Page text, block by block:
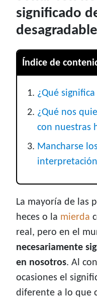
significado
Índice de
¿Qué
¿Qué nos
con nuestras
Mancharse
La mayoría de las
heces o la mierda
real, pero en el
necesariamente
en nosotros. Al
ocasiones el
diferente a lo que